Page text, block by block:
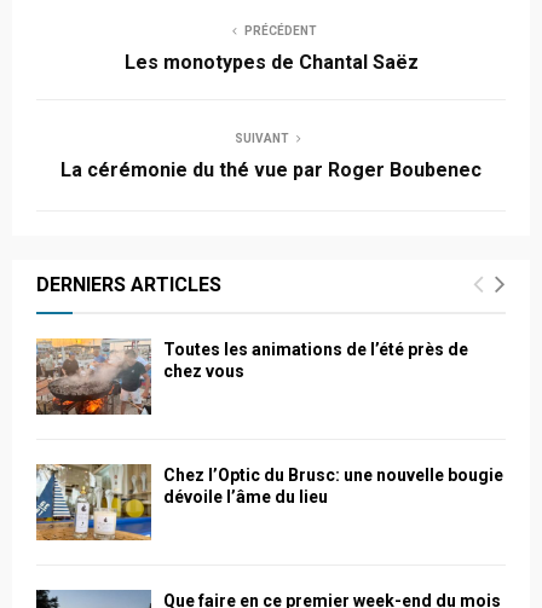
PRÉCÉDENT
Les monotypes de Chantal Saëz
SUIVANT
La cérémonie du thé vue par Roger Boubenec
DERNIERS ARTICLES
Toutes les animations de l’été près de
chez vous
Chez l’Optic du Brusc: une nouvelle bougie
dévoile l’âme du lieu
Que faire en ce premier week-end du mois